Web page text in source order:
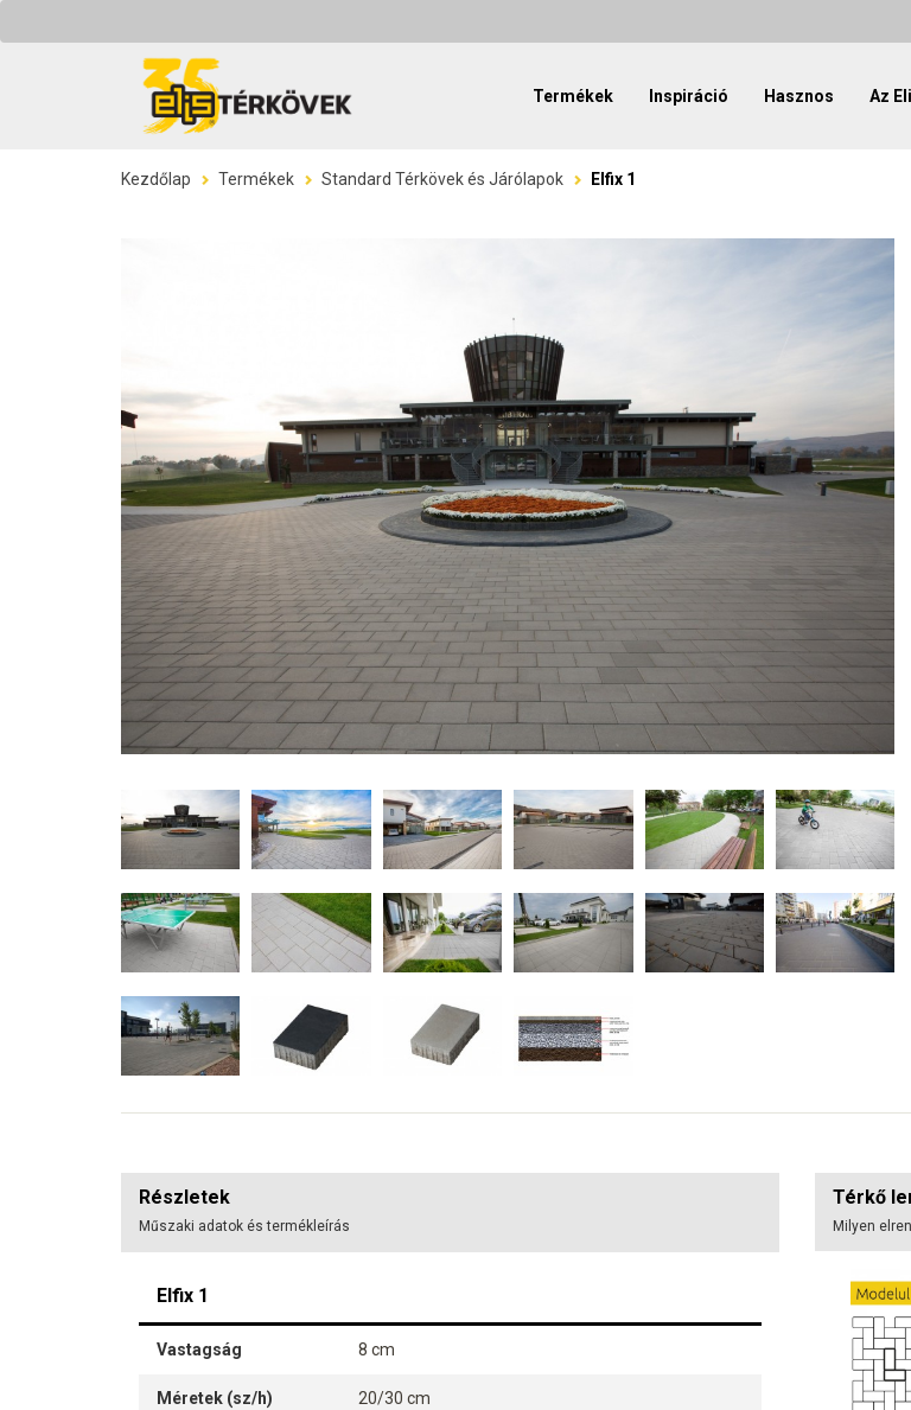
Termékek Inspiráció Hasznos Az
Kezdőlap Termékek Standard Térkövek és Járólapok Elfix 1
Részletek
Műszaki adatok és termékleírás
Elfix 1
Vastagság 8 cm
Méretek (sz/h) 20/30 cm
Térkő
Milyen